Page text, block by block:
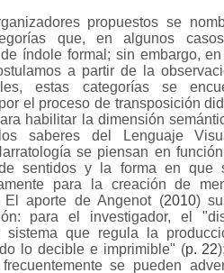
propuestos se
que, en al­gunos
índole formal; sin embargo,
a partir de la
estas categorías se
el proceso de transposición
habilitar la di­mensión
saberes del Lenguaje
se piensan en
de sentidos y la forma en
para la creación de
El aporte de Angenot (2010)
para el investigador, el
que regula la
lo decible e imprimible" (p. 22
frecuentemente se pueden